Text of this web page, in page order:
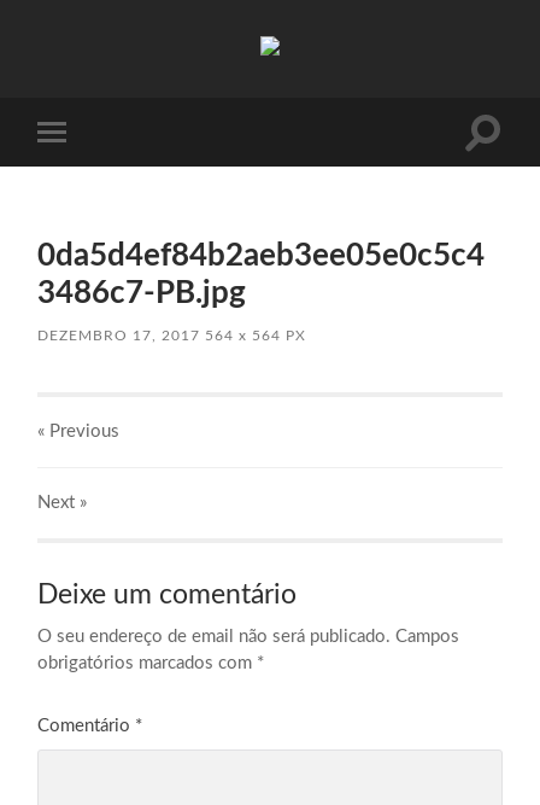
mobile
Toggle
0da5d4ef84b2aeb3ee05e0c5c4
3486c7-PB.jpg
DEZEMBRO 17, 2017 564x 564 PX
« Previous
Next »
Deixe um comentário
O seu endereço de email não será publicado. Campos
obrigatórios marcados com *
Comentário *